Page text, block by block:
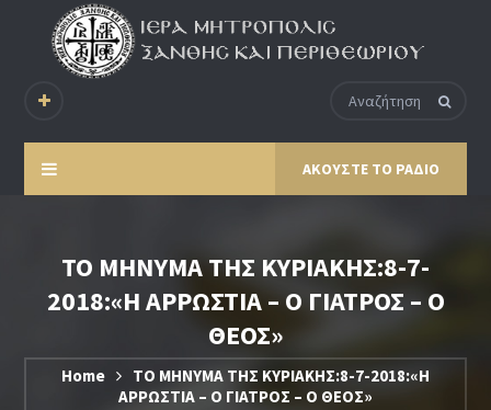
ΑΚΟΥΣΤΕ ΤΟ ΡΑΔΙΟ
ΤΟ ΜΗΝΥΜΑ ΤΗΣ ΚΥΡΙΑΚΗΣ:8-7-
2018:«Η ΑΡΡΩΣΤΙΑ – Ο ΓΙΑΤΡΟΣ – Ο
ΘΕΟΣ»
Home
ΤΟ ΜΗΝΥΜΑ ΤΗΣ ΚΥΡΙΑΚΗΣ:8-7-2018:«Η
ΑΡΡΩΣΤΙΑ – Ο ΓΙΑΤΡΟΣ – Ο ΘΕΟΣ»